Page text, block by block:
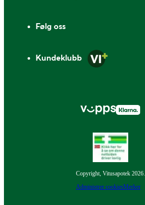
Følg oss
Kundeklubb
Copyright, Vitusapotek 2026.
Administrer cookiesMerker